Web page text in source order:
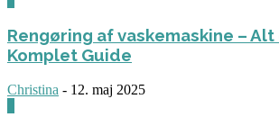
Rengøring af vaskemaskine – Alt
Komplet Guide
Christina - 12. maj 2025